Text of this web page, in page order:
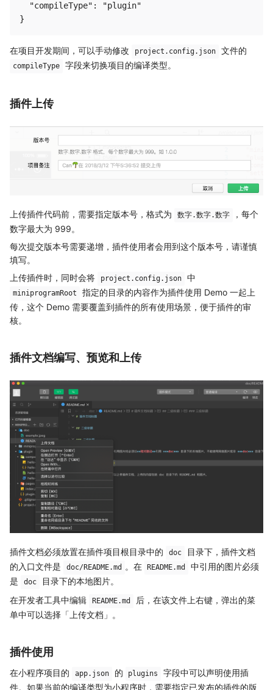
  "compileType": "plugin"
在项目开发期间，可以手动修改 project.config.json 文件的
compileType 字段来切换项目的编译类型。
插件上传
上传插件代码前，需要指定版本号，格式为 数字.数字.数字
，每个
数字最大为 999。
每次提交版本号需要递增，插件使用者会用到这个版本号，请谨慎
填写。
上传插件时，同时会将
project.config.json 中
miniprogramRoot
指定的目录的内容作为插件使用 Demo 一起上
传，这个 Demo 需要覆盖到插件的所有使用场景，便于插件的审
核。
插件文档编写、预览和上传
插件文档必须放置在插件项目根目录中的 doc
目录下，插件文档
的入口文件是
doc/README.md 。在 README.md
中引用的图片必须
是
doc
目录下的本地图片。
在开发者工具中编辑
README.md
后，在该文件上右键，弹出的菜
单中可以选择「上传文档」。
插件使用
在小程序项目的 app.json 的 plugins
字段中可以声明使用插
件。如果当前的编译类型为小程序时，需要指定已发布的插件的版